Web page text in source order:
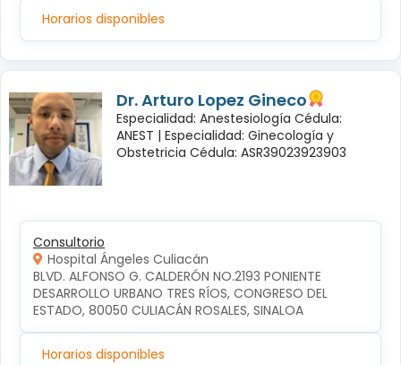
Horarios disponibles
Dr. Arturo Lopez Gineco
Especialidad: Anestesiología Cédula:
ANEST | Especialidad: Ginecología y
Obstetricia Cédula: ASR39023923903
Consultorio
Hospital Ángeles Culiacán
BLVD. ALFONSO G. CALDERÓN NO.2193 PONIENTE
DESARROLLO URBANO TRES RÍOS, CONGRESO DEL
ESTADO, 80050 CULIACÁN ROSALES, SINALOA
Horarios disponibles